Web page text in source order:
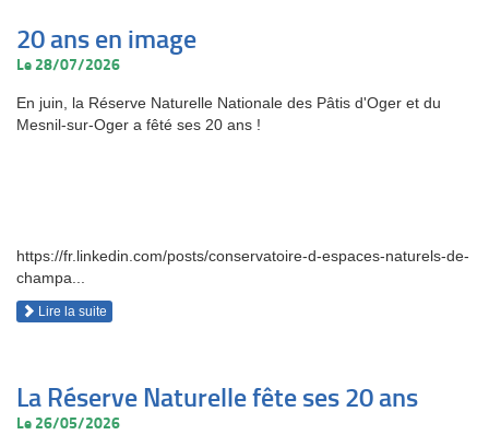
20 ans en image
Le 28/07/2026
En juin, la Réserve Naturelle Nationale des Pâtis d'Oger et du
Mesnil-sur-Oger a fêté ses 20 ans !
https://fr.linkedin.com/posts/conservatoire-d-espaces-naturels-de-
champa...
Lire la suite
La Réserve Naturelle fête ses 20 ans
Le 26/05/2026